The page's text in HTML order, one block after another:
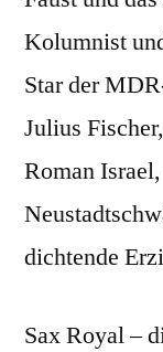
Kolumnist
Star der
Julius
Roman
dichtende
Sax Royal –